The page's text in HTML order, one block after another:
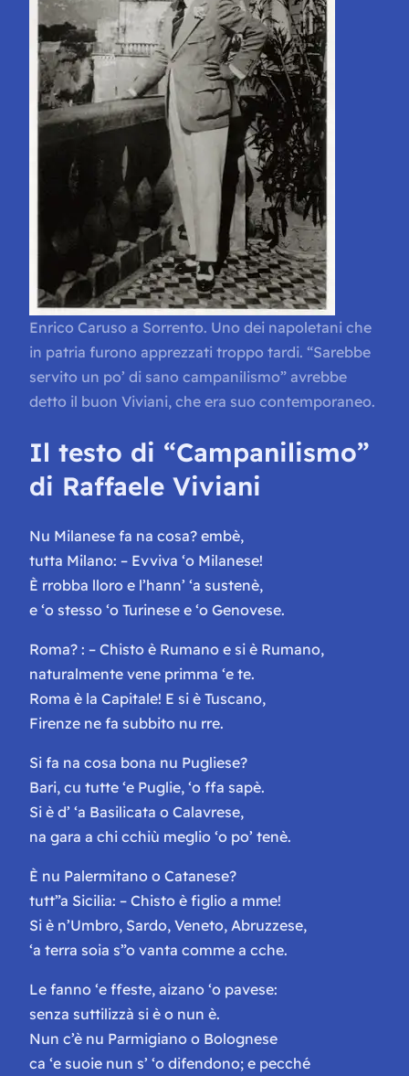
Enrico Caruso a Sorrento. Uno dei napoletani che
in patria furono apprezzati troppo tardi. “Sarebbe
servito un po’ di sano campanilismo” avrebbe
detto il buon Viviani, che era suo contemporaneo.
Il testo di “Campanilismo”
di Raffaele Viviani
Nu Milanese fa na cosa? embè,
tutta Milano: – Evviva ‘o Milanese!
È rrobba lloro e l’hann’ ‘a sustenè,
e ‘o stesso ‘o Turinese e ‘o Genovese.
Roma? : – Chisto è Rumano e si è Rumano,
naturalmente vene primma ‘e te.
Roma è la Capitale! E si è Tuscano,
Firenze ne fa subbito nu rre.
Si fa na cosa bona nu Pugliese?
Bari, cu tutte ‘e Puglie, ‘o ffa sapè.
Si è d’ ‘a Basilicata o Calavrese,
na gara a chi cchiù meglio ‘o po’ tenè.
È nu Palermitano o Catanese?
tutt”a Sicilia: – Chisto è figlio a mme!
Si è n’Umbro, Sardo, Veneto, Abruzzese,
‘a terra soia s”o vanta comme a cche.
Le fanno ‘e ffeste, aizano ‘o pavese:
senza suttilizzà si è o nun è.
Nun c’è nu Parmigiano o Bolognese
ca ‘e suoie nun s’ ‘o difendono; e pecché